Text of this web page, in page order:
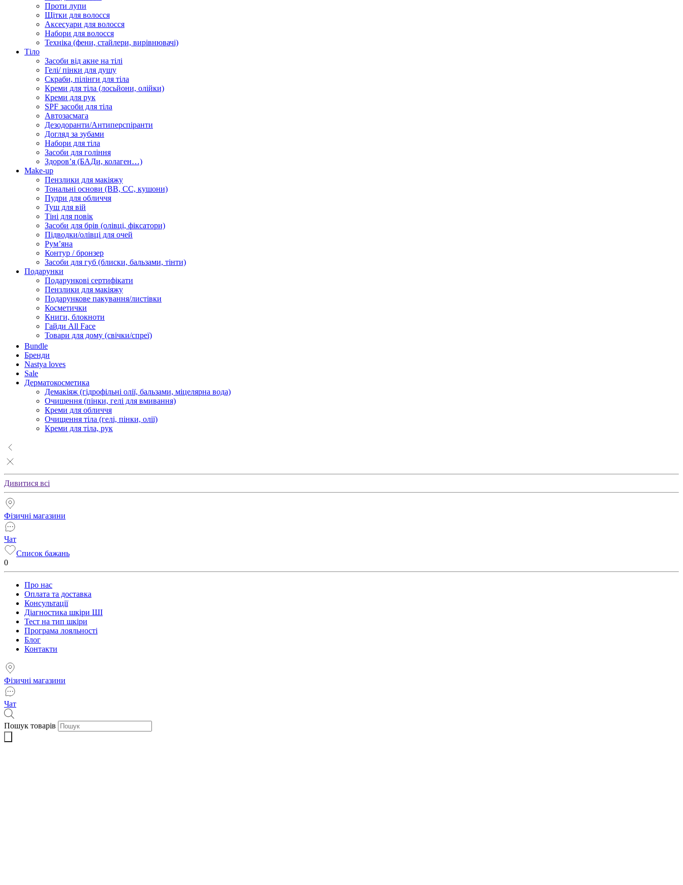
Проти лупи
Щітки для волосся
Аксесуари для волосся
Набори для волосся
Техніка (фени, стайлери, вирівнювачі)
Тіло
Засоби від акне на тілі
Гелі/ пінки для душу
Скраби, пілінги для тіла
Креми для тіла (лосьйони, олійки)
Креми для рук
SPF засоби для тіла
Автозасмага
Дезодоранти/Антиперспіранти
Догляд за зубами
Набори для тіла
Засоби для гоління
Здоровʼя (БАДи, колаген…)
Make-up
Пензлики для макіяжу
Тональні основи (BB, CC, кушони)
Пудри для обличчя
Туш для вій
Тіні для повік
Засоби для брів (олівці, фіксатори)
Підводки/олівці для очей
Румʼяна
Контур / бронзер
Засоби для губ (блиски, бальзами, тінти)
Подарунки
Подарункові сертифікати
Пензлики для макіяжу
Подарункове пакування/листівки
Косметички
Книги, блокноти
Гайди All Face
Товари для дому (свічки/спреї)
Bundle
Бренди
Nastya loves
Sale
Дерматокосметика
Демакіяж (гідрофільні олії, бальзами, міцелярна вода)
Очищення (пінки, гелі для вмивання)
Креми для обличчя
Очищення тіла (гелі, пінки, олії)
Креми для тіла, рук
Дивитися всі
Фізичні магазини
Чат
Список бажань
0
Про нас
Оплата та доставка
Консультації
Діагностика шкіри ШІ
Тест на тип шкіри
Програма лояльності
Блог
Контакти
Фізичні магазини
Чат
Пошук товарів